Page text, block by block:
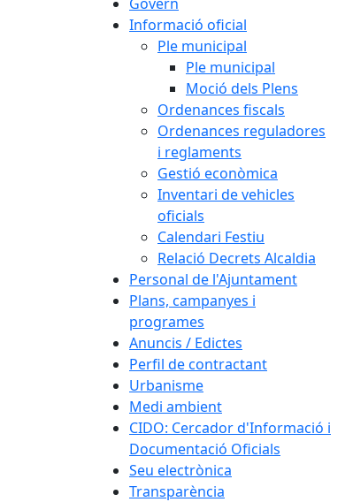
Informació oficial
Ple municipal
Ple municipal
Moció dels Plens
Ordenances fiscals
Ordenances reguladores
i reglaments
Gestió econòmica
Inventari de vehicles
oficials
Calendari Festiu
Relació Decrets Alcaldia
Personal de l'Ajuntament
Plans, campanyes i
programes
Anuncis / Edictes
Perfil de contractant
Urbanisme
Medi ambient
CIDO: Cercador d'Informació i
Documentació Oficials
Seu electrònica
Transparència